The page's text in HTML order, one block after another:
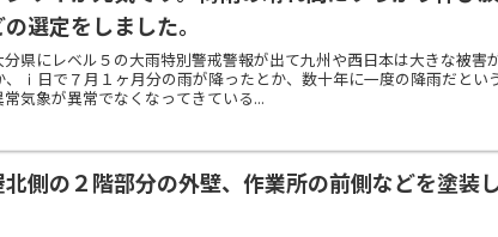
選定をしました。
県にレベル５の大雨特別警戒警報が出て九州や西日本は大きな被害
、ⅰ日で７月１ヶ月分の雨が降ったとか、数十年に一度の降雨だとい
気象が異常でなくなってきている...
側の２階部分の外壁、作業所の前側などを塗装